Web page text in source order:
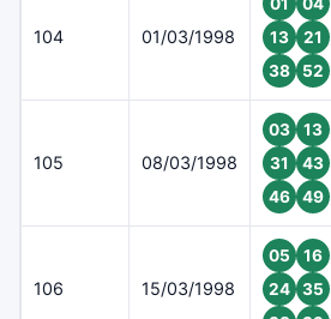
104 01/03/1998
13
21
38
52
105 08/03/1998
03
13
31
43
46
49
106 15/03/1998
05
16
24
35